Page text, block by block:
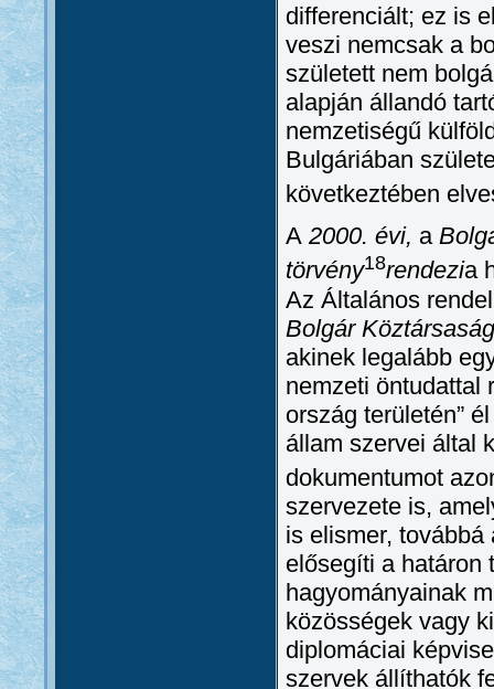
differenciált; ez is
veszi nemcsak a
született nem
alapján állandó
nemzetiségű
Bulgáriában
következtében
A 2000. évi, a
törvény18rendezia
Az Általános
Bolgár
akinek legalább
nemzeti öntudattal
ország területén”
állam szervei által
dokumentumot
szervezete is,
is elismer,
elősegíti a határon
hagyományainak
közösségek vagy
diplomáciai
szervek állíthatók